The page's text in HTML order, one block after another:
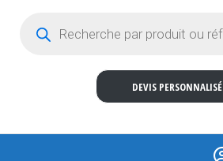
DEVIS PERSONNALISÉ